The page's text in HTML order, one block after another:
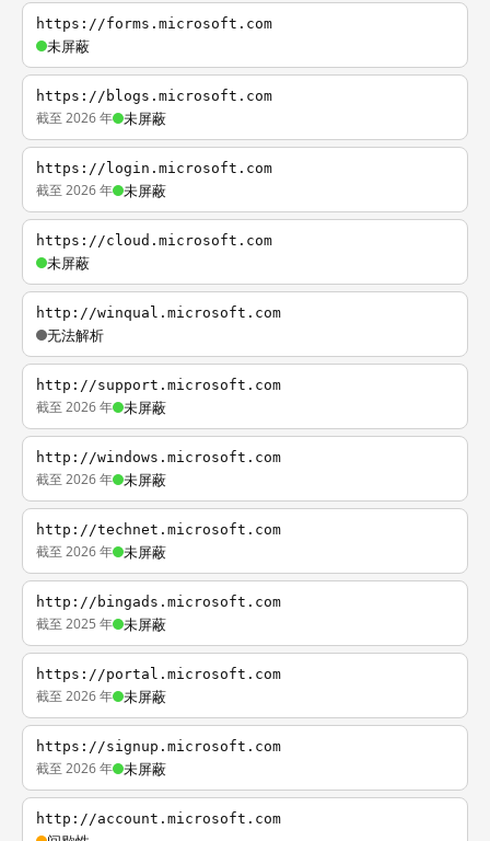
https://forms.microsoft.com
未屏蔽
https://blogs.microsoft.com
截至 2026 年 未屏蔽
https://login.microsoft.com
截至 2026 年 未屏蔽
https://cloud.microsoft.com
未屏蔽
http://winqual.microsoft.com
无法解析
http://support.microsoft.com
截至 2026 年 未屏蔽
http://windows.microsoft.com
截至 2026 年 未屏蔽
http://technet.microsoft.com
截至 2026 年 未屏蔽
http://bingads.microsoft.com
截至 2025 年 未屏蔽
https://portal.microsoft.com
截至 2026 年 未屏蔽
https://signup.microsoft.com
截至 2026 年 未屏蔽
http://account.microsoft.com